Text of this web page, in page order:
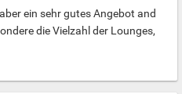
ein sehr gutes Angebot and
die Vielzahl der Lounges,